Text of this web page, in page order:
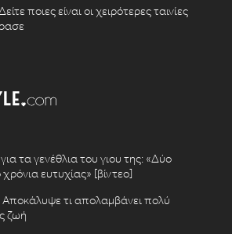
ποιες είναι οι χειρότερες ταινίες
τα γενέθλια του γιου της: «Δύο
ευτυχίας» [βίντεο]
τι απολαμβάνει πολύ
ζωή